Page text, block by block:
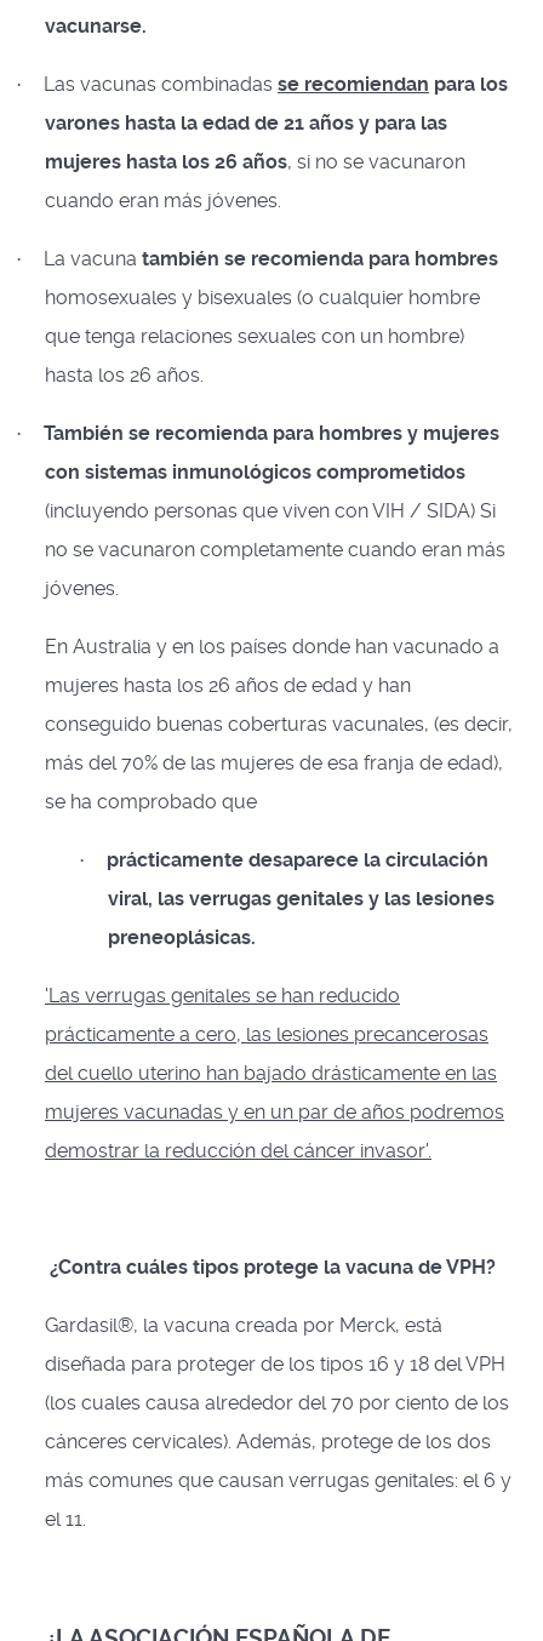
vacunarse.
· Las vacunas combinadas se recomiendan para los
varones hasta la edad de 21 años y para las
mujeres hasta los 26 años, si no se vacunaron
cuando eran más jóvenes.
· La vacuna también se recomienda para hombres
homosexuales y bisexuales (o cualquier hombre
que tenga relaciones sexuales con un hombre)
hasta los 26 años.
·
También se recomienda para hombres y mujeres
con sistemas inmunológicos comprometidos
(incluyendo personas que viven con VIH / SIDA) Si
no se vacunaron completamente cuando eran más
jóvenes.
En Australia y en los países donde han vacunado a
mujeres hasta los 26 años de edad y han
conseguido buenas coberturas vacunales, (es decir,
más del 70% de las mujeres de esa franja de edad),
se ha comprobado que
·
prácticamente desaparece la circulación
viral, las verrugas genitales y las lesiones
preneoplásicas.
'Las verrugas genitales se han reducido
prácticamente a cero, las lesiones precancerosas
del cuello uterino han bajado drásticamente en las
mujeres vacunadas y en un par de años podremos
demostrar la reducción del cáncer invasor'.
¿Contra cuáles tipos protege la vacuna de VPH?
Gardasil®, la vacuna creada por Merck, está
diseñada para proteger de los tipos 16 y 18 del VPH
(los cuales causa alrededor del 70 por ciento de los
cánceres cervicales). Además, protege de los dos
más comunes que causan verrugas genitales: el 6 y
el 11.